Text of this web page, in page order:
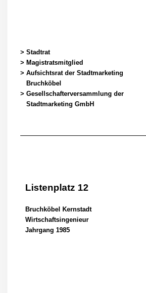
> Stadtrat
> Magistratsmitglied
> Aufsichtsrat der Stadtmarketing
Bruchköbel
> Gesellschafterversammlung der
Stadtmarketing GmbH
Listenplatz 12
Bruchköbel Kernstadt
Wirtschaftsingenieur
Jahrgang 1985